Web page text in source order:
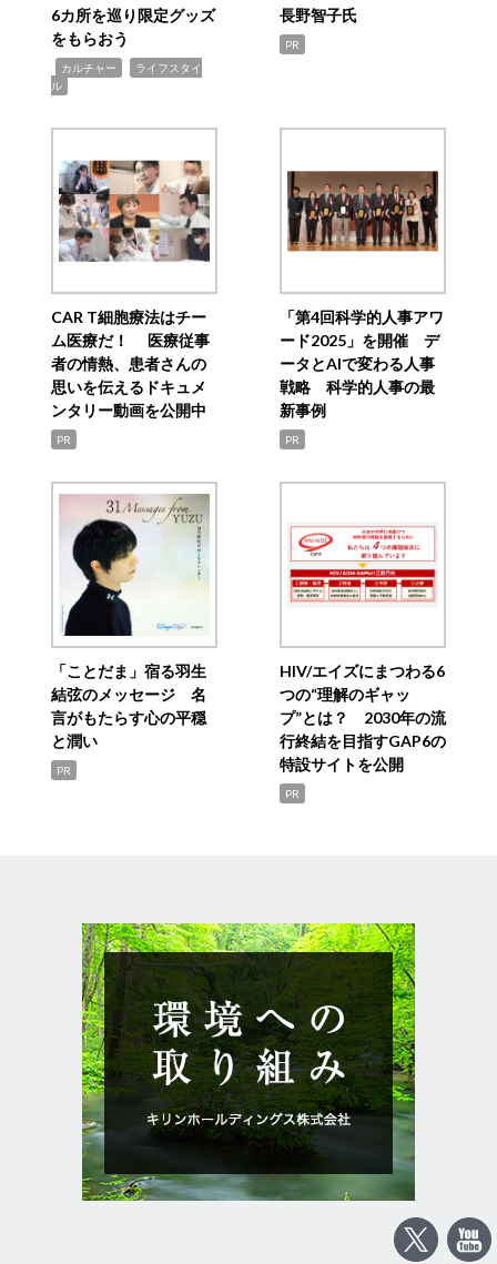
6カ所を巡り限定グッズ
をもらおう
カルチャー
ライフスタイ
ル
長野智子氏
PR
CAR T細胞療法はチー
ム医療だ！ 医療従事
者の情熱、患者さんの
思いを伝えるドキュメ
ンタリー動画を公開中
PR
「第4回科学的人事アワ
ード2025」を開催 デ
ータとAIで変わる人事
戦略 科学的人事の最
新事例
PR
「ことだま」宿る羽生
結弦のメッセージ 名
言がもたらす心の平穏
と潤い
PR
HIV/エイズにまつわる6
つの“理解のギャッ
プ”とは？ 2030年の流
行終結を目指すGAP6の
特設サイトを公開
PR